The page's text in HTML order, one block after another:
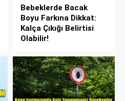
Bebeklerde Bacak
Boyu Farkına Dikkat:
Kalça Çıkığı Belirtisi
Olabilir!